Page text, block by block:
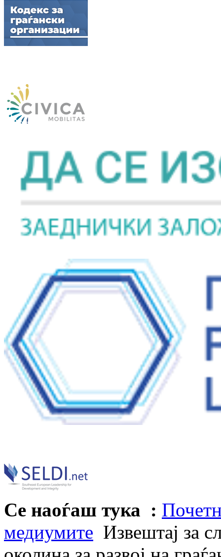
Се наоѓаш тука :
медиумите Извештај за